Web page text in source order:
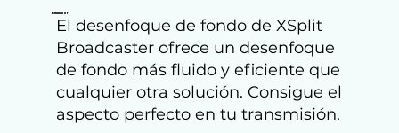
Difuminar
El desenfoque de fondo de XSplit
Broadcaster ofrece un desenfoque
de fondo más fluido y eficiente que
cualquier otra solución. Consigue el
aspecto perfecto en tu transmisión.